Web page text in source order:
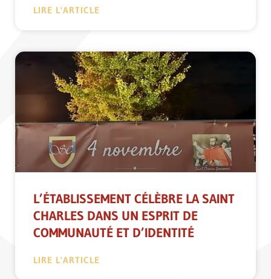
LIRE L'ARTICLE
L’ÉTABLISSEMENT CÉLÈBRE LA SAINT
CHARLES DANS UN ESPRIT DE
COMMUNAUTÉ ET D’IDENTITÉ
LIRE L'ARTICLE